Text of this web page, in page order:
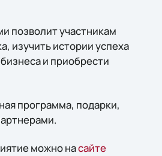
позволит участникам
изучить истории успеха
и приобрести
программа, подарки,
можно насайте